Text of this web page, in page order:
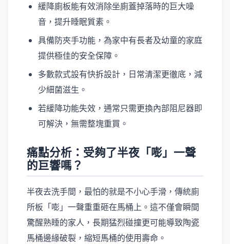
緩降廁板能有效消除坐廁蓋掉落時的巨大噪
音，提升睡眠質素。
具備防夾手功能，為家中有長者及幼童的家庭
提供極佳的安全保障。
多數款式設有快拆設計，日常清潔更徹底，減
少細菌滋生。
若緩降功能失效，通常只需更換內部阻尼器即
可解決，無需整塊重買。
痛點分析：受夠了半夜「嘭」一聲
的巨響嗎？
半夜去洗手間，最怕的就是不小心手滑，傳統廁
所板「嘭」一聲重重砸在馬桶上。這不僅會瞬間
驚醒熟睡的家人，長期猛烈碰撞更可能導致陶瓷
馬桶邊緣破裂，縮短馬桶的使用壽命。